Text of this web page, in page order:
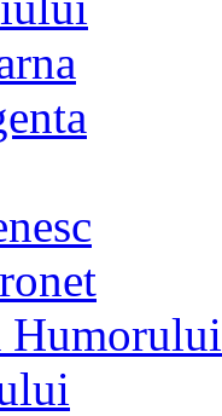
Humorului